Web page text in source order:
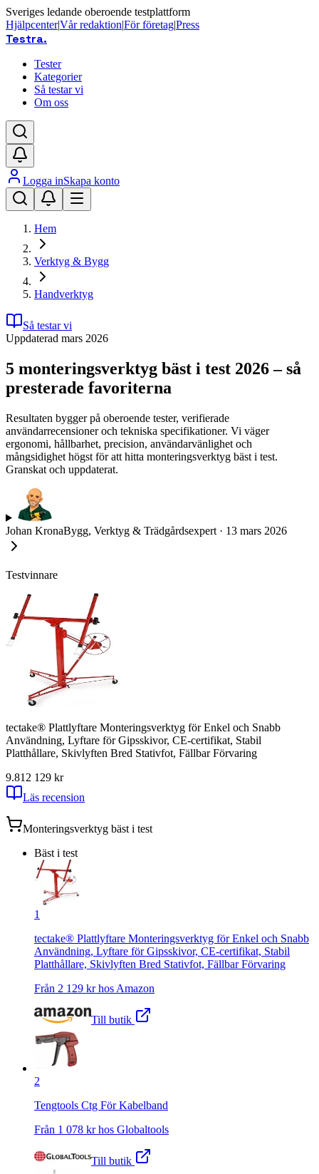
Sveriges ledande oberoende testplattform
Hjälpcenter|Vår redaktion|För företag|Press
Testra.
Tester
Kategorier
Så testar vi
Om oss
Logga inSkapa konto
Hem
Verktyg & Bygg
Handverktyg
Så testar vi
Uppdaterad mars 2026
5 monteringsverktyg bäst i test 2026 – så
presterade favoriterna
Resultaten bygger på oberoende tester, verifierade
användarrecensioner och tekniska specifikationer. Vi väger
ergonomi, hållbarhet, precision, användarvänlighet och
mångsidighet högst för att hitta monteringsverktyg bäst i test.
Granskat och uppdaterat.
Johan KronaBygg, Verktyg & Trädgårdsexpert · 13 mars 2026
Testvinnare
tectake® Plattlyftare Monteringsverktyg för Enkel och Snabb
Användning, Lyftare för Gipsskivor, CE-certifikat, Stabil
Platthållare, Skivlyften Bred Stativfot, Fällbar Förvaring
9.81 2 129 kr
Läs recension
Monteringsverktyg bäst i test
Bäst i test
1
tectake® Plattlyftare Monteringsverktyg för Enkel och Snabb
Användning, Lyftare för Gipsskivor, CE-certifikat, Stabil
Platthållare, Skivlyften Bred Stativfot, Fällbar Förvaring
Från 2 129 kr hos Amazon
Till butik
2
Tengtools Ctg För Kabelband
Från 1 078 kr hos Globaltools
Till butik